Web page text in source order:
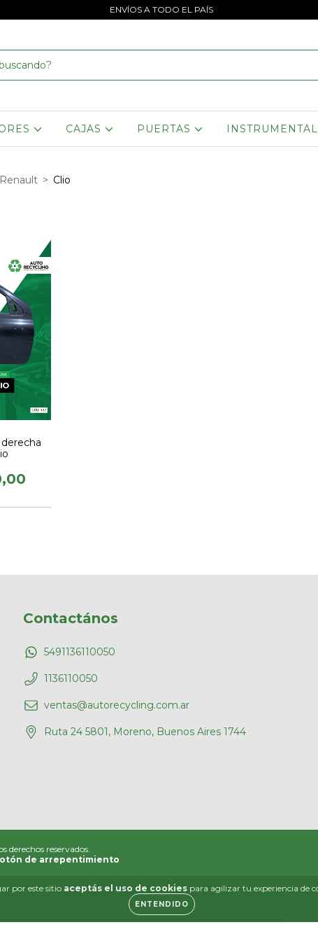
ENVÍOS A TODO EL PAÍS
CAJAS PUERTAS INSTRUMENTAL
por este sitio aceptás el uso de cookies para agilizar tu experiencia de
ENTENDIDO
Renault > Clio
Contactános
5491136110050
1136110050
ventas@autorecycling.com.ar
Ruta 24 5801, Moreno, Buenos Aires 1744
derechos reservados.
de arrepentimiento